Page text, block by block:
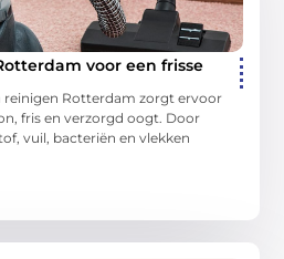
voor een frisse
reinigen Rotterdam zorgt ervoor
fris en verzorgd oogt. Door
vuil, bacteriën en vlekken